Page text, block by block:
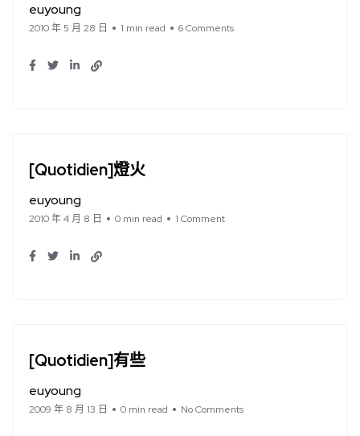
euyoung
2010 年 5 月 28 日 1 min read 6 Comments
[Quotidien]燈火
euyoung
2010 年 4 月 8 日 0 min read 1 Comment
[Quotidien]有些
euyoung
2009 年 8 月 13 日 0 min read No Comments